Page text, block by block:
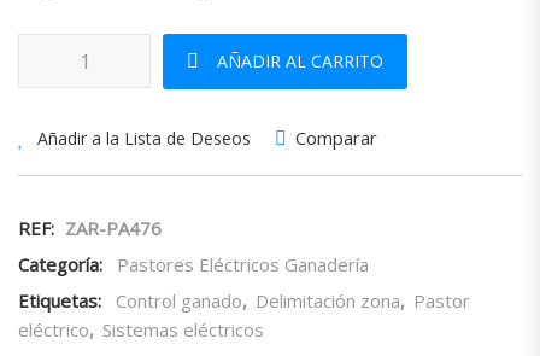
Bobina Cinta Pastor 20mm cantidad
AÑADIR AL CARRITO
Añadir a la Lista de Deseos Comparar
REF: ZAR-PA476
Categoría:
Pastores Eléctricos Ganadería
Etiquetas:
Control ganado, Delimitación zona, Pastor
eléctrico, Sistemas eléctricos